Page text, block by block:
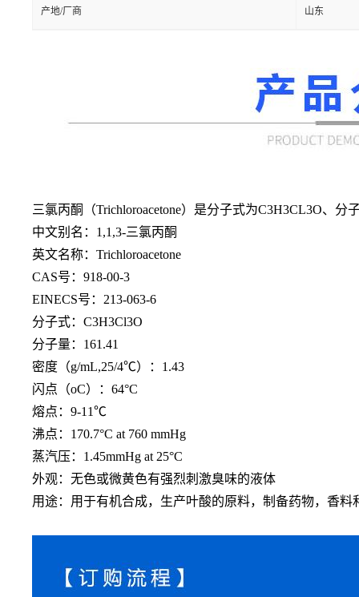
产地/厂商 山东
三氯丙酮（Trichloroacetone）是分子式为C3H3CL3O、
中文别名： 1,1,3-三氯丙酮
英文名称： Trichloroacetone
CAS号：918-00-3
EINECS号：213-063-6
分子式： C3H3Cl3O
分子量： 161.41
密度（g/mL,25/4℃）：1.43
闪点（oC）：64°C
熔点： 9-11℃
沸点： 170.7°C at 760 mmHg
蒸汽压： 1.45mmHg at 25°C
外观：无色或微黄色有强烈刺激臭味的液体
用途：用于有机合成，生产叶酸的原料，制备药物，香料